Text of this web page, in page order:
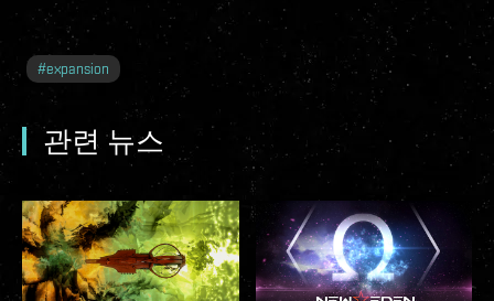
#expansion
관련 뉴스